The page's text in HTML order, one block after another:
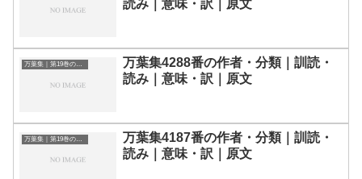
読み｜意味・訳｜原文
万葉集｜第19巻の和歌一覧
万葉集4288番の作者・分類｜訓読・
読み｜意味・訳｜原文
万葉集｜第19巻の和歌一覧
万葉集4187番の作者・分類｜訓読・
読み｜意味・訳｜原文